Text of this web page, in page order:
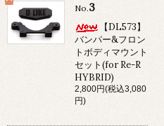
No.3
【DL573】
バンパー&フロン
トボディマウント
セット(for Re-R
HYBRID)
2,800円(税込3,080
円)